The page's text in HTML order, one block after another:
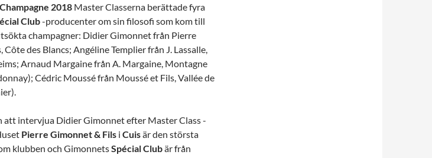
2018 Master Classerna berättade fyra
Club-producenter om sin filosofi som kom till
champagner: Didier Gimonnet från Pierre
des Blancs; Angéline Templier från J. Lassalle,
Arnaud Margaine från A. Margaine, Montagne
Cédric Moussé från Moussé et Fils, Vallée de
att intervjua Didier Gimonnet efter Master Class -
Pierre Gimonnet & Fils i Cuisär den största
klubben och GimonnetsSpécial Clubär från